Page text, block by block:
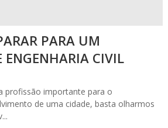
PARA UM
ENGENHARIA CIVIL
profissão importante para o
de uma cidade, basta olharmos